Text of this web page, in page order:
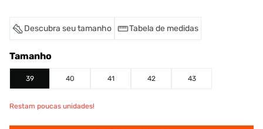
Descubra seu tamanho Tabela de medidas
Tamanho
39 40 41 42 43
Restam poucas unidades!